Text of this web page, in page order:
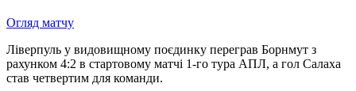
Огляд матчу
Ліверпуль у видовищному поєдинку переграв Борнмут з
рахунком 4:2 в стартовому матчі 1-го тура АПЛ, а гол Салаха
став четвертим для команди.